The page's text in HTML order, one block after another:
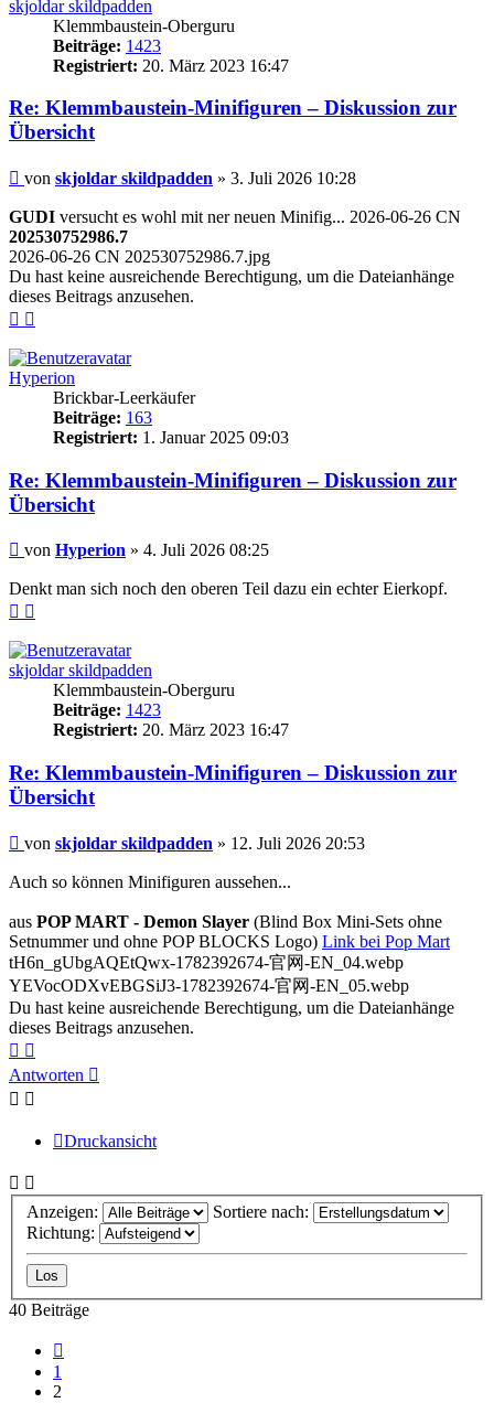
skjoldar skildpadden
Klemmbaustein-Oberguru
Beiträge: 1423
Registriert: 20. März 2023 16:47
Re: Klemmbaustein-Minifiguren – Diskussion zur
Übersicht
Beitrag
von skjoldar skildpadden » 3. Juli 2026 10:28
GUDI versucht es wohl mit ner neuen Minifig... 2026-06-26 CN
202530752986.7
2026-06-26 CN 202530752986.7.jpg
Du hast keine ausreichende Berechtigung, um die Dateianhänge
dieses Beitrags anzusehen.
Nach
(Seite)
(Beitrag)
Hyperion
Brickbar-Leerkäufer
Beiträge: 163
Registriert: 1. Januar 2025 09:03
Re: Klemmbaustein-Minifiguren – Diskussion zur
Übersicht
Beitrag
von Hyperion » 4. Juli 2026 08:25
Denkt man sich noch den oberen Teil dazu ein echter Eierkopf.
Nach
(Seite)
(Beitrag)
skjoldar skildpadden
Klemmbaustein-Oberguru
Beiträge: 1423
Registriert: 20. März 2023 16:47
Re: Klemmbaustein-Minifiguren – Diskussion zur
Übersicht
Beitrag
von skjoldar skildpadden » 12. Juli 2026 20:53
Auch so können Minifiguren aussehen...
aus POP MART - Demon Slayer (Blind Box Mini-Sets ohne
Setnummer und ohne POP BLOCKS Logo) Link bei Pop Mart
tH6n_gUbgAQEtQwx-1782392674-官网-EN_04.webp
YEVocODXvEBGSiJ3-1782392674-官网-EN_05.webp
Du hast keine ausreichende Berechtigung, um die Dateianhänge
dieses Beitrags anzusehen.
Nach
oben
(Seite)
oben
(Beitrag)
Antworten
Druckansicht
Anzeigen:
Sortiere nach:
Richtung:
40 Beiträge
1
2